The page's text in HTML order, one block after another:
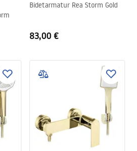
Bidetarmatur Rea Storm Gold
83,00 €